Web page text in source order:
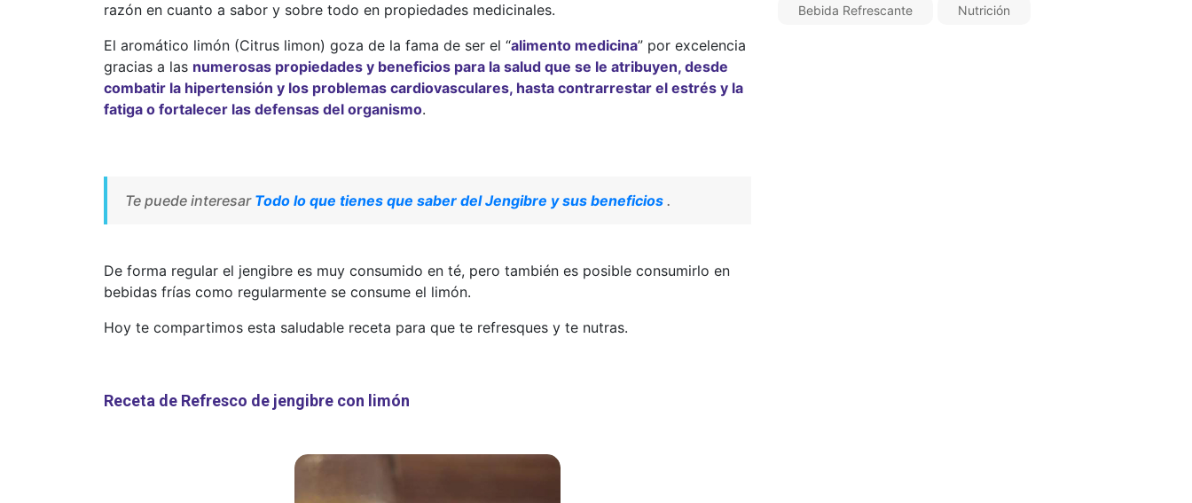
razón en cuanto a sabor y sobre todo en propiedades medicinales.
El aromático limón (Citrus limon) goza de la fama de ser el “alimento medicina” por excelencia
gracias a las numerosas propiedades y beneficios para la salud que se le atribuyen, desde
combatir la hipertensión y los problemas cardiovasculares, hasta contrarrestar el estrés y la
fatiga o fortalecer las defensas del organismo.
Te puede interesar Todo lo que tienes que saber del Jengibre y sus beneficios .
De forma regular el jengibre es muy consumido en té, pero también es posible consumirlo en
bebidas frías como regularmente se consume el limón.
Hoy te compartimos esta saludable receta para que te refresques y te nutras.
Receta de Refresco de jengibre con limón
Bebida Refrescante Nutrición